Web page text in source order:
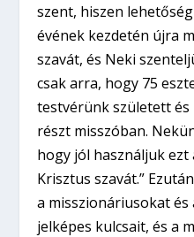
szent, hiszen
évének kezdetén újra
szavát, és Neki
csak arra, hogy 75
testvérünk született
részt misszóban.
hogy jól használjuk
Krisztus szavát.”
a misszionáriusokat
jelképes kulcsait, és a